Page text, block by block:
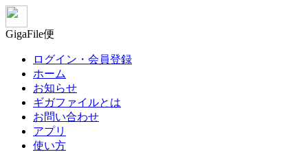
GigaFile便
ログイン・会員登録
ホーム
お知らせ
ギガファイルとは
お問い合わせ
アプリ
使い方